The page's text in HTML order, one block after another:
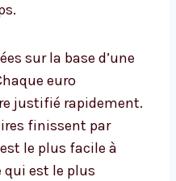
sur la base d’une
euro
justifié rapidement.
finissent par
le plus facile à
qui est le plus